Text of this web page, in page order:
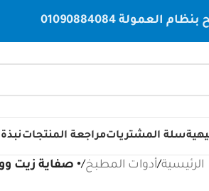
01090884084
سلة المشترياتمراجعة المنتجات
الرئيسية/أدوات المطبخ/• صفاية زيت